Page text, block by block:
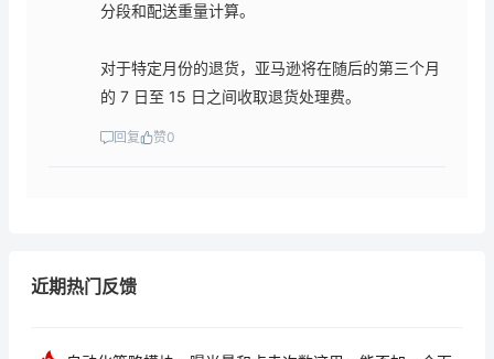
分段和配送重量计算。
对于特定月份的退货，亚马逊将在随后的第三个月
的 7 日至 15 日之间收取退货处理费。
回复 赞0
近期热门反馈